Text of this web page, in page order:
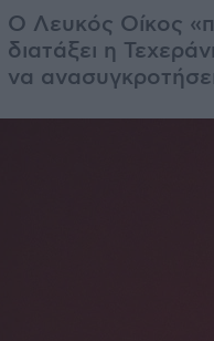
Ο Λευκός Οίκος
διατάξει η
να